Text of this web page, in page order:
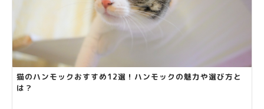
猫のハンモックおすすめ12選！ハンモックの魅力や選び方と
は？